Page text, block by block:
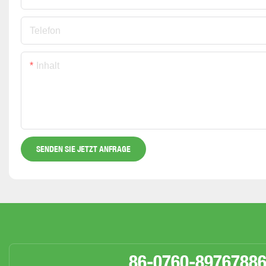
Telefon
Inhalt
SENDEN SIE JETZT ANFRAGE
86-0760-